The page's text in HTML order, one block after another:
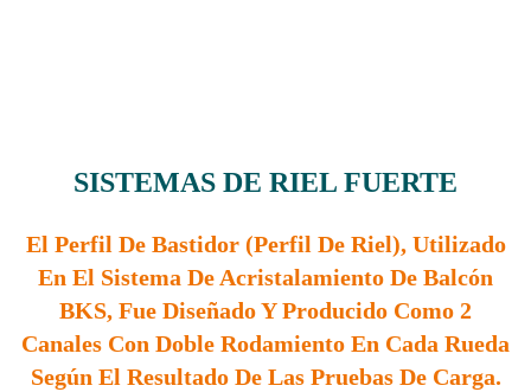
SISTEMAS DE RIEL FUERTE
El Perfil De Bastidor (perfil De Riel), Utilizado
En El Sistema De Acristalamiento De Balcón
BKS, Fue Diseñado Y Producido Como 2
Canales Con Doble Rodamiento En Cada Rueda
Según El Resultado De Las Pruebas De Carga.